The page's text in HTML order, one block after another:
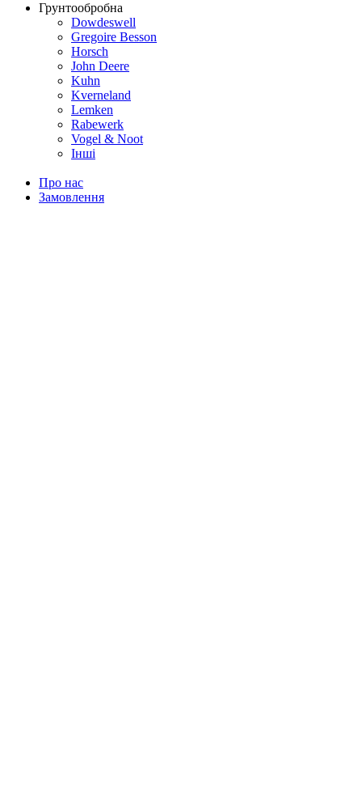
Грунтообробна
Dowdeswell
Gregoire Besson
Horsch
John Deere
Kuhn
Kverneland
Lemken
Rabewerk
Vogel & Noot
Інші
Про нас
Замовлення